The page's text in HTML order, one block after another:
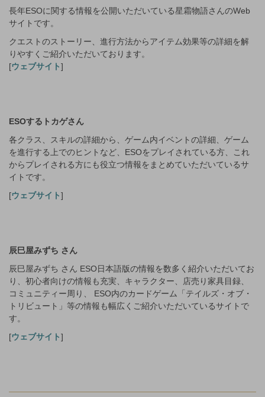
長年ESOに関する情報を公開いただいている星霜物語さんのWeb
サイトです。
クエストのストーリー、進行方法からアイテム効果等の詳細を解
りやすくご紹介いただいております。
[ウェブサイト]
ESOするトカゲさん
各クラス、スキルの詳細から、ゲーム内イベントの詳細、ゲーム
を進行する上でのヒントなど、ESOをプレイされている方、これ
からプレイされる方にも役立つ情報をまとめていただいているサ
イトです。
[ウェブサイト]
辰巳屋みずち さん
辰巳屋みずち さん ESO日本語版の情報を数多く紹介いただいてお
り、初心者向けの情報も充実、キャラクター、店売り家具目録、
コミュニティー周り、 ESO内のカードゲーム「テイルズ・オブ・
トリビュート」等の情報も幅広くご紹介いただいているサイトで
す。
[ウェブサイト]